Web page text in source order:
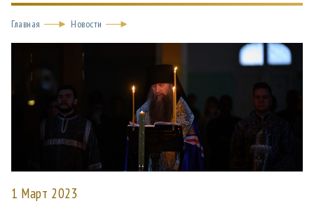
Главная Новости
1 Март 2023